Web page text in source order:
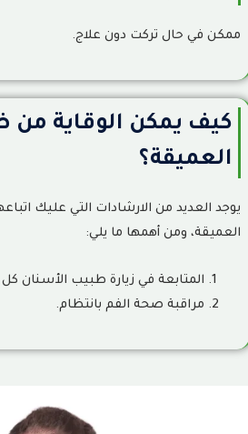
ممكن في حال تركت دون علاج.
كيف يمكن الوقاية من
العميقة؟
يوجد العديد من الارشادات التي عليك
العميقة، ومن أهمها ما يلي:
المتابعة في زيارة طبيب الأسنان كل 6 أشهر على الأقل.
مراقبة صحة الفم بانتظام.